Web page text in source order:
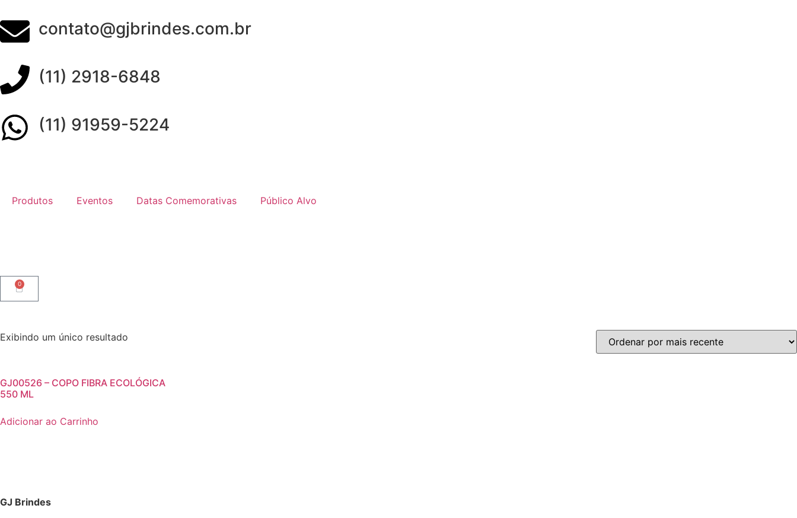
contato@gjbrindes.com.br
(11) 2918-6848
(11) 91959-5224
Produtos Eventos Datas Comemorativas Público Alvo
0
Exibindo um único resultado
GJ00526 – COPO FIBRA ECOLÓGICA
550 ML
Adicionar ao Carrinho
GJ Brindes